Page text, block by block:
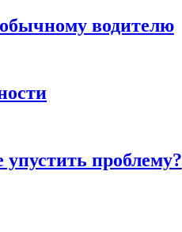
водителю
проблему?